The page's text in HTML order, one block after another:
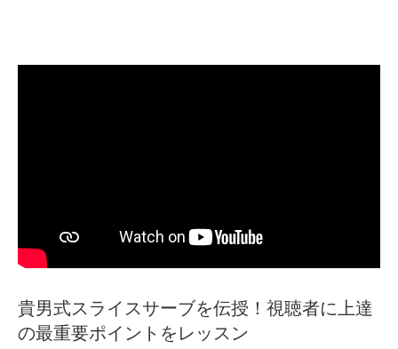
貴男式スライスサーブを伝授！視聴者に上達
の最重要ポイントをレッスン